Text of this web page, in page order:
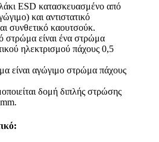
ESD κατασκευασμένο από
και αντιστατικό
συνθετικό καουτσούκ.
στρώμα είναι ένα στρώμα
ηλεκτρισμού πάχους 0,5
είναι αγώγιμο στρώμα πάχους
δομή διπλής στρώσης